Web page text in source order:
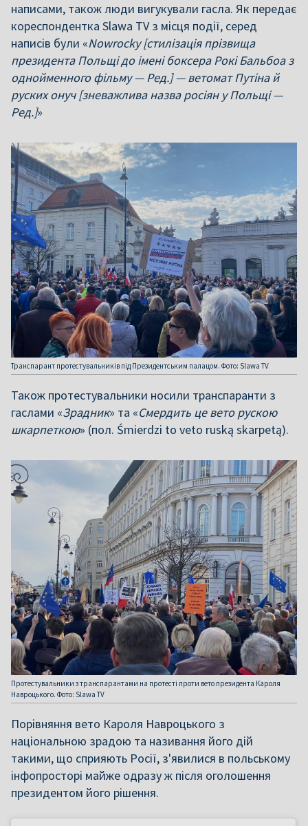
написами, також люди вигукували гасла. Як передає
кореспондентка Slawa TV з місця події, серед
написів були «Nowrocky [стилізація прізвища
президента Польщі до імені боксера Рокі Бальбоа з
однойменного фільму — Ред.] — ветомат Путіна й
руских онуч [зневажлива назва росіян у Польщі —
Ред.]»
Транспарант протестувальників під Президентським палацом. Фото: Slawa TV
Також протестувальники носили транспаранти з
гаслами «Зрадник» та «Смердить це вето рускою
шкарпеткою» (пол. Śmierdzi to veto ruską skarpetą).
Протестувальники з транспарантами на протесті проти вето президента Кароля
Навроцького. Фото: Slawa TV
Порівняння вето Кароля Навроцького з
національною зрадою та називання його дій
такими, що сприяють Росії, з'явилися в польському
інфопросторі майже одразу ж після оголошення
президентом його рішення.